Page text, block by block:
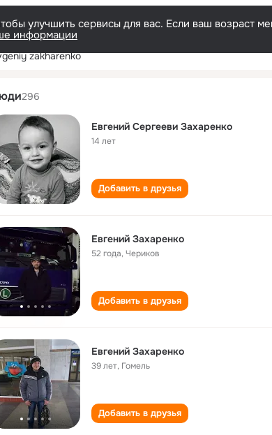
улучшить сервисы для вас. Если ваш возраст
информации
zakharenko
296
Евгений Сергееви Захаренко
14 лет
Добавить в друзья
Евгений Захаренко
52 года,Чериков
Добавить в друзья
Евгений Захаренко
39 лет, Гомель
Добавить в друзья